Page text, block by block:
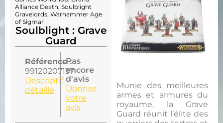
Munie des meilleures
armes et armures du
royaume, la Grave
Guard réunit l’élite des
Alliance Death, Soulblight
Gravelords, Warhammer Age
of Sigmar
Soulblight : Grave
Guard
Référence :
99120207137
Descriptif
détaillé
Pas
encore
d'avis
Donner
votre
avis